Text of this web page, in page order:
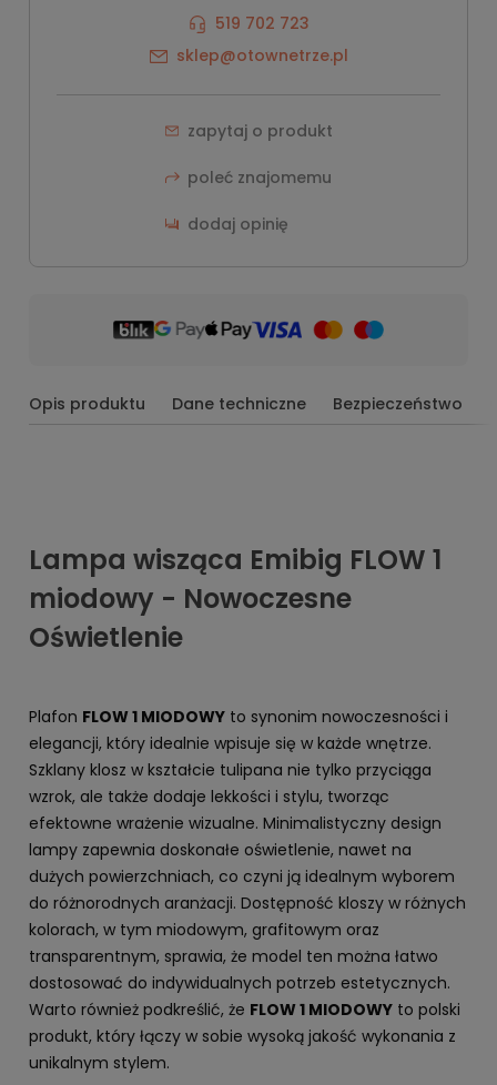
519 702 723
sklep@otownetrze.pl
zapytaj o produkt
poleć znajomemu
dodaj opinię
Opis produktu Dane techniczne Bezpieczeństwo
Lampa wisząca Emibig FLOW 1
miodowy - Nowoczesne
Oświetlenie
Plafon FLOW 1 MIODOWY to synonim nowoczesności i
elegancji, który idealnie wpisuje się w każde wnętrze.
Szklany klosz w kształcie tulipana nie tylko przyciąga
wzrok, ale także dodaje lekkości i stylu, tworząc
efektowne wrażenie wizualne. Minimalistyczny design
lampy zapewnia doskonałe oświetlenie, nawet na
dużych powierzchniach, co czyni ją idealnym wyborem
do różnorodnych aranżacji. Dostępność kloszy w różnych
kolorach, w tym miodowym, grafitowym oraz
transparentnym, sprawia, że model ten można łatwo
dostosować do indywidualnych potrzeb estetycznych.
Warto również podkreślić, że FLOW 1 MIODOWY to polski
produkt, który łączy w sobie wysoką jakość wykonania z
unikalnym stylem.